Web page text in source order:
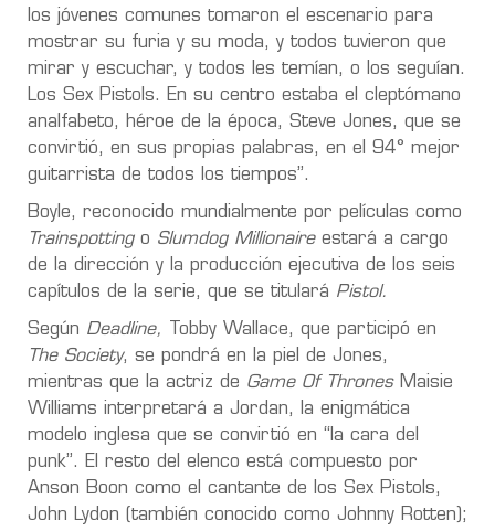
los jóvenes comunes tomaron el escenario para
mostrar su furia y su moda, y todos tuvieron que
mirar y escuchar, y todos les temían, o los seguían.
Los Sex Pistols. En su centro estaba el cleptómano
analfabeto, héroe de la época, Steve Jones, que se
convirtió, en sus propias palabras, en el 94° mejor
guitarrista de todos los tiempos”.
Boyle, reconocido mundialmente por películas como
Trainspotting o Slumdog Millionaireestará a cargo
de la dirección y la producción ejecutiva de los seis
capítulos de la serie, que se titulará Pistol.
Según Deadline,
Tobby Wallace, que participó en
The Society, se pondrá en la piel de Jones,
mientras que la actriz de Game Of ThronesMaisie
Williams interpretará a Jordan, la enigmática
modelo inglesa que se convirtió en “la cara del
punk”. El resto del elenco está compuesto por
Anson Boon como el cantante de los Sex Pistols,
John Lydon (también conocido como Johnny Rotten);